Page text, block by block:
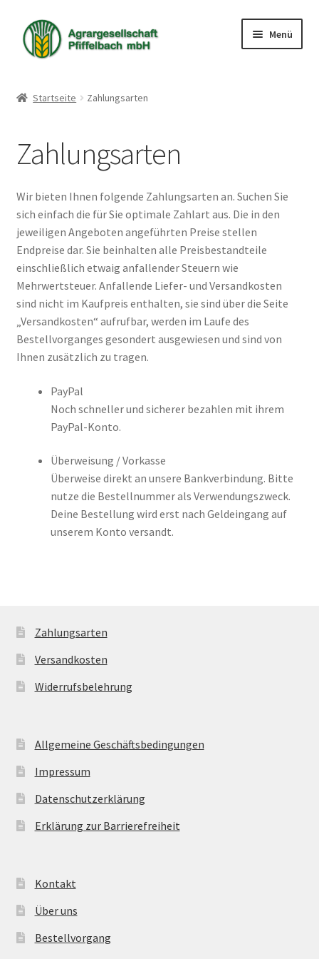
Zur
Navigation
springen
Zum
Inhalt
springen
Menü
Kasse
Mein Konto
Startseite Zahlungsarten
Zahlungsarten
Wir bieten Ihnen folgende Zahlungsarten an. Suchen Sie
sich einfach die für Sie optimale Zahlart aus. Die in den
jeweiligen Angeboten angeführten Preise stellen
Endpreise dar. Sie beinhalten alle Preisbestandteile
einschließlich etwaig anfallender Steuern wie
Mehrwertsteuer. Anfallende Liefer- und Versandkosten
sind nicht im Kaufpreis enthalten, sie sind über die Seite
„Versandkosten“ aufrufbar, werden im Laufe des
Bestellvorganges gesondert ausgewiesen und sind von
Ihnen zusätzlich zu tragen.
PayPal
Noch schneller und sicherer bezahlen mit ihrem
PayPal-Konto.
Überweisung / Vorkasse
Überweise direkt an unsere Bankverbindung. Bitte
nutze die Bestellnummer als Verwendungszweck.
Deine Bestellung wird erst nach Geldeingang auf
unserem Konto versandt.
Zahlungsarten
Versandkosten
Widerrufsbelehrung
Allgemeine Geschäftsbedingungen
Impressum
Datenschutzerklärung
Erklärung zur Barrierefreiheit
Kontakt
Über uns
Bestellvorgang